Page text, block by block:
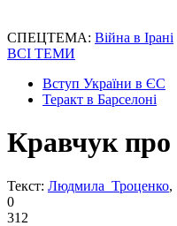
СПЕЦТЕМА: Війна в Ірані
ВСІ ТЕМИ
Вступ України в ЄС
Теракт в Барселоні
Кравчук про
Текст: Людмила Троценко,
0
312